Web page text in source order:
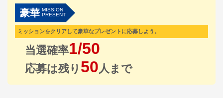
豪華 MISSION
PRESENT
ミッションをクリアして豪華なプレゼントに応募しよう。
当選確率1/50
応募は残り 50人まで